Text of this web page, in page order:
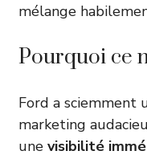
mélange
Pourquoi ce
Ford a sciemment
marketing
une visibilité